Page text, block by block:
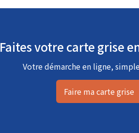
Faites votre carte grise
Votre démarche en ligne,
Faire ma carte grise